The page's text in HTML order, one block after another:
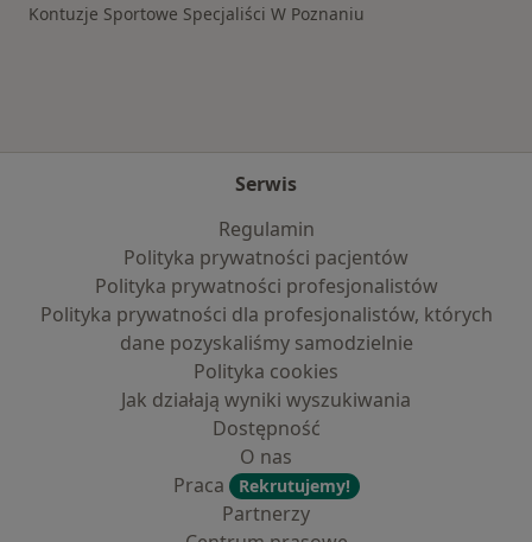
Kontuzje Sportowe Specjaliści W Poznaniu
Serwis
Regulamin
Polityka prywatności pacjentów
Polityka prywatności profesjonalistów
Polityka prywatności dla profesjonalistów, których
dane pozyskaliśmy samodzielnie
Polityka cookies
Jak działają wyniki wyszukiwania
Dostępność
O nas
Praca
Rekrutujemy!
Partnerzy